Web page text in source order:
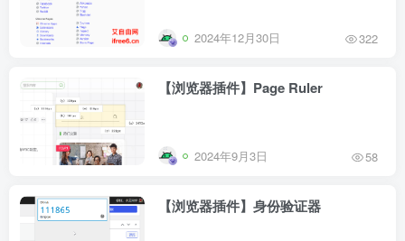
2024年12月30日 322
【浏览器插件】Page Ruler
2024年9月3日 58
【浏览器插件】身份验证器